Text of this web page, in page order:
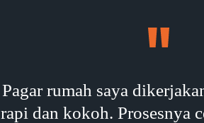
Pagar rumah saya
rapi dan kokoh. Prosesnya